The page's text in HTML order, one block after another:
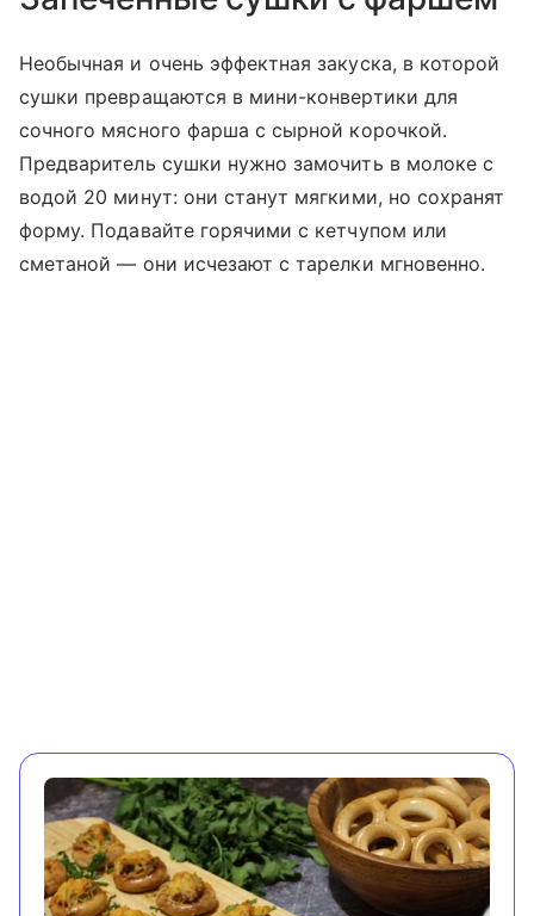
Необычная и очень эффектная закуска, в которой
сушки превращаются в мини-конвертики для
сочного мясного фарша с сырной корочкой.
Предваритель сушки нужно замочить в молоке с
водой 20 минут: они станут мягкими, но сохранят
форму. Подавайте горячими с кетчупом или
сметаной — они исчезают с тарелки мгновенно.